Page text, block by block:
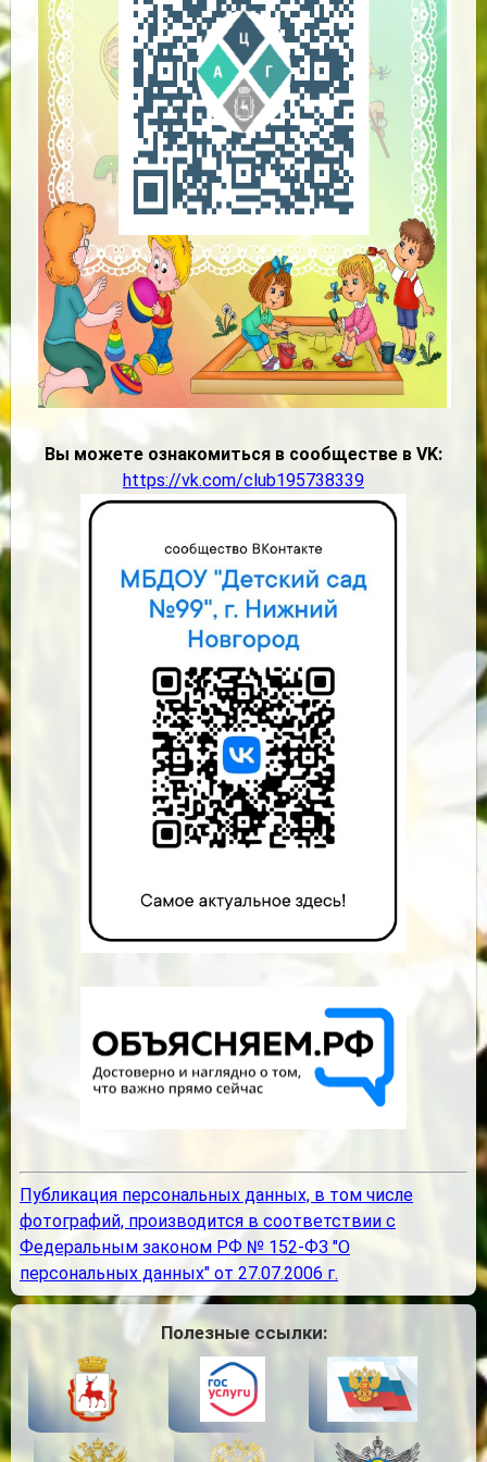
Вы можете ознакомиться в сообществе в VK:
https://vk.com/club195738339
Публикация персональных данных, в том числе
фотографий, производится в соответствии с
Федеральным законом РФ № 152-ФЗ "О
персональных данных" от 27.07.2006 г.
Полезные ссылки: